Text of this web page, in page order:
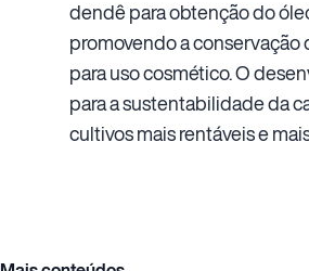
dendê para obtenção do
promovendo a
para uso cosmético. O
para a sustentabilidade da
cultivos mais rentáveis e